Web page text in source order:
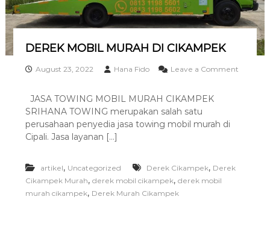
DEREK MOBIL MURAH DI CIKAMPEK
August 23, 2022 Hana Fido
Leave a Comment
D
E
R
E
O
B
L
JASA TOWING MOBIL MURAH CIKAMPEK
SRIHANA TOWING merupakan salah satu
perusahaan penyedia jasa towing mobil murah di
Cipali. Jasa layanan […]
artikel, Uncategorized Derek Cikampek, Derek
Cikampek Murah, derek mobil cikampek, derek mobil
murah cikampek, Derek Murah Cikampek